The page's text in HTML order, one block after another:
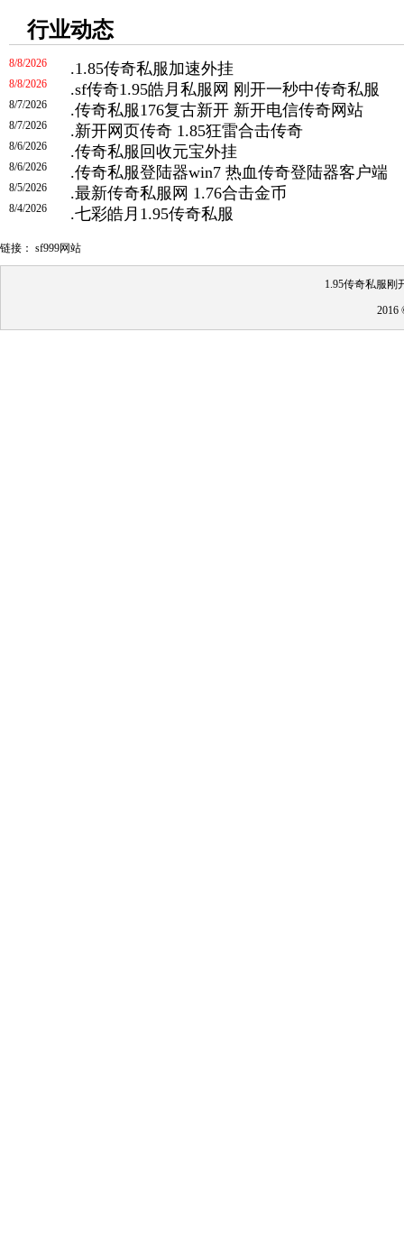
行业动态
.1.85传奇私服加速外挂
8/8/2026
.sf传奇1.95皓月私服网 刚开一秒中传奇私服
8/8/2026
.传奇私服176复古新开 新开电信传奇网站
8/7/2026
.新开网页传奇 1.85狂雷合击传奇
8/7/2026
.传奇私服回收元宝外挂
8/6/2026
.传奇私服登陆器win7 热血传奇登陆器客户端
8/6/2026
.最新传奇私服网 1.76合击金币
8/5/2026
.七彩皓月1.95传奇私服
8/4/2026
链接： sf999网站
1.95传奇私服刚
2016